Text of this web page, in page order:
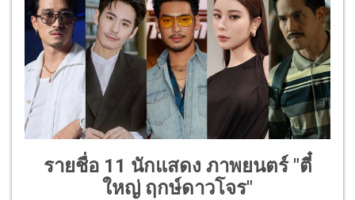
รายชื่อ 11 นักแสดง ภาพยนตร์ "ตี๋
ใหญ่ ฤกษ์ดาวโจร"